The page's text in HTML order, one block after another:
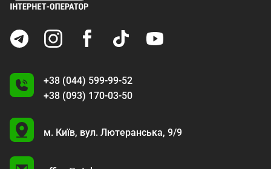
+38 (044) 599-99-52
+38 (093) 170-03-50
U
м. Київ, вул. Лютеранська, 9/9